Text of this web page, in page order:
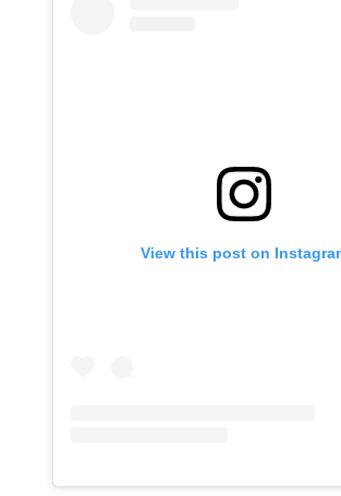
View this post on